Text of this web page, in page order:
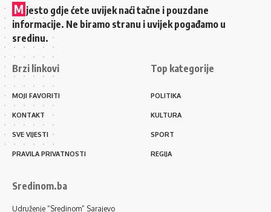
M jesto gdje ćete uvijek naći tačne i pouzdane
informacije. Ne biramo stranu i uvijek pogađamo u
sredinu.
Brzi linkovi
MOJI FAVORITI
KONTAKT
SVE VIJESTI
PRAVILA PRIVATNOSTI
Top kategorije
POLITIKA
KULTURA
SPORT
REGIJA
Sredinom.ba
Udruženje “Sredinom” Sarajevo